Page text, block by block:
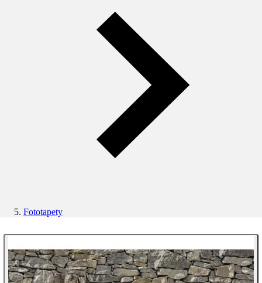
Fototapety